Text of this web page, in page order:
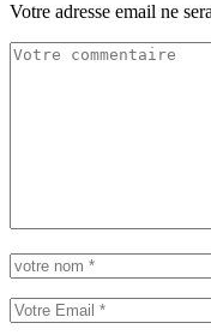
Votre adresse email ne